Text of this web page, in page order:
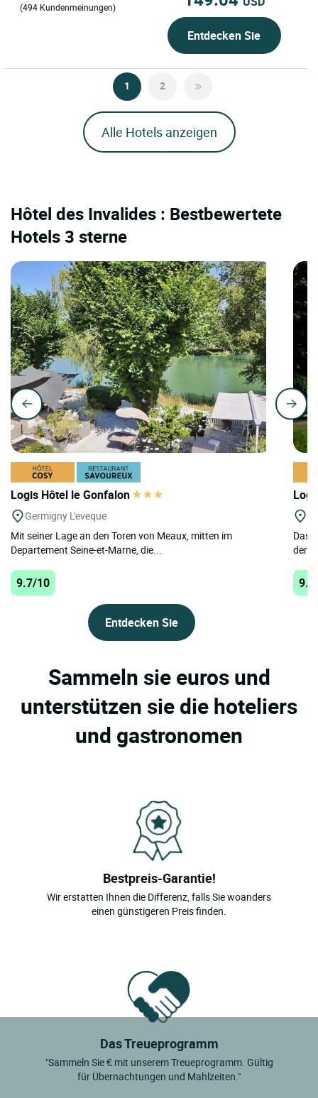
(494 Kundenmeinungen)
Entdecken Sie
1 2
Alle Hotels anzeigen
Hôtel des Invalides : Bestbewertete
Hotels 3 sterne
Logis Hôtel le Gonfalon
Germigny L'eveque
Mit seiner Lage an den Toren von Meaux, mitten im
Departement Seine-et-Marne, die...
9.7/10
Entdecken Sie
Das
der
Sammeln sie euros und
unterstützen sie die hoteliers
und gastronomen
Bestpreis-Garantie!
Wir erstatten Ihnen die Differenz, falls Sie woanders
einen günstigeren Preis finden.
Das Treueprogramm
"Sammeln Sie € mit unserem Treueprogramm. Gültig
für Übernachtungen und Mahlzeiten."